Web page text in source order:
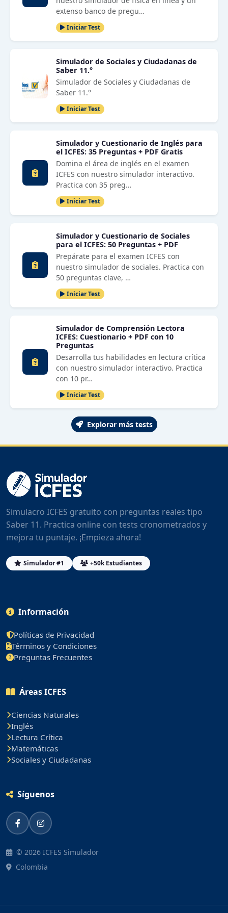
extenso banco de pregu…
Iniciar Test
Simulador de Sociales y Ciudadanas de
Saber 11.°
Simulador de Sociales y Ciudadanas de
Saber 11.°
Iniciar Test
Simulador y Cuestionario de Inglés para
el ICFES: 35 Preguntas + PDF Gratis
Domina el área de inglés en el examen
ICFES con nuestro simulador interactivo.
Practica con 35 preg…
Iniciar Test
Simulador y Cuestionario de Sociales
para el ICFES: 50 Preguntas + PDF
Prepárate para el examen ICFES con
nuestro simulador de sociales. Practica con
50 preguntas clave, …
Iniciar Test
Simulador de Comprensión Lectora
ICFES: Cuestionario + PDF con 10
Preguntas
Desarrolla tus habilidades en lectura crítica
con nuestro simulador interactivo. Practica
con 10 pr…
Iniciar Test
Explorar más tests
Simulacro ICFES gratuito con preguntas reales tipo
Saber 11. Practica online con tests cronometrados y
mejora tu puntaje. ¡Empieza ahora!
Simulador #1 +50k Estudiantes
Información
Políticas de Privacidad
Términos y Condiciones
Preguntas Frecuentes
Áreas ICFES
Ciencias Naturales
Inglés
Lectura Crítica
Matemáticas
Sociales y Ciudadanas
Síguenos
© 2026 ICFES Simulador
Colombia